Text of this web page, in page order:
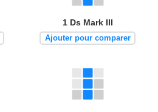
1 Ds Mark III
Ajouter pour comparer